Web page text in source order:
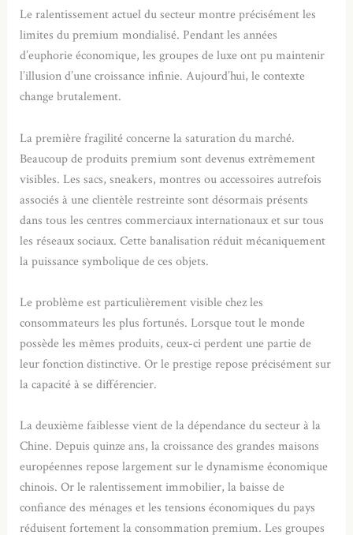
Le ralentissement actuel du secteur montre précisément les
limites du premium mondialisé. Pendant les années
d’euphorie économique, les groupes de luxe ont pu maintenir
l’illusion d’une croissance infinie. Aujourd’hui, le contexte
change brutalement.
La première fragilité concerne la saturation du marché.
Beaucoup de produits premium sont devenus extrêmement
visibles. Les sacs, sneakers, montres ou accessoires autrefois
associés à une clientèle restreinte sont désormais présents
dans tous les centres commerciaux internationaux et sur tous
les réseaux sociaux. Cette banalisation réduit mécaniquement
la puissance symbolique de ces objets.
Le problème est particulièrement visible chez les
consommateurs les plus fortunés. Lorsque tout le monde
possède les mêmes produits, ceux-ci perdent une partie de
leur fonction distinctive. Or le prestige repose précisément sur
la capacité à se différencier.
La deuxième faiblesse vient de la dépendance du secteur à la
Chine. Depuis quinze ans, la croissance des grandes maisons
européennes repose largement sur le dynamisme économique
chinois. Or le ralentissement immobilier, la baisse de
confiance des ménages et les tensions économiques du pays
réduisent fortement la consommation premium. Les groupes